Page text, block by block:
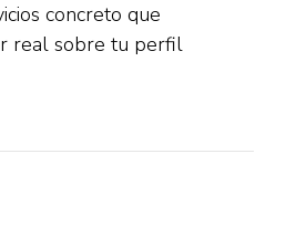
concreto que
real sobre tu perfil